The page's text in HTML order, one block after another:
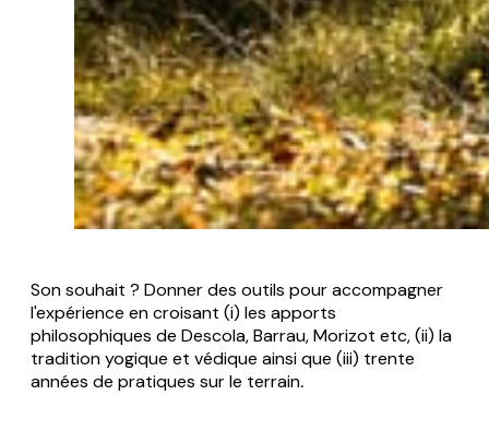
Son souhait ? Donner des outils pour accompagner
l'expérience en croisant (i) les apports
philosophiques de Descola, Barrau, Morizot etc, (ii) la
tradition yogique et védique ainsi que (iii) trente
années de pratiques sur le terrain.